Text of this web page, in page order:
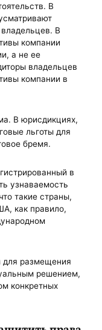
В
В
компании
а не ее
владельцев
компании в
В юрисдикциях,
льготы для
бремя.
в
узнаваемость
такие страны,
как правило,
для размещения
решением,
конкретных